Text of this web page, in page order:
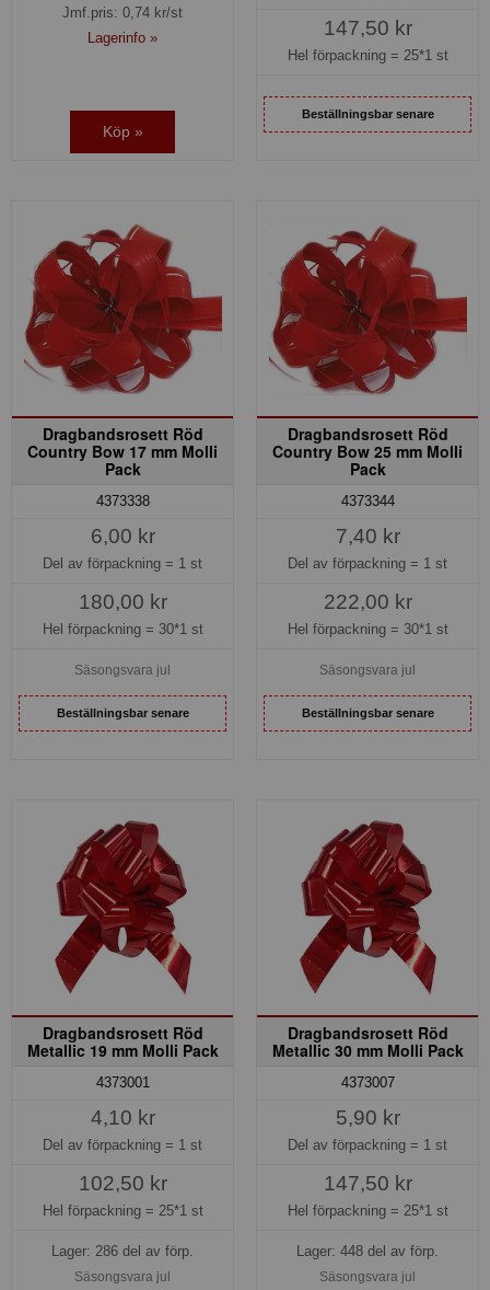
Jmf.pris: 0,74 kr/st
Lagerinfo »
Köp »
147,50 kr
Hel förpackning = 25*1 st
Beställningsbar senare
Dragbandsrosett Röd
Country Bow 17 mm Molli
Pack
4373338
6,00 kr
Del av förpackning = 1 st
180,00 kr
Hel förpackning = 30*1 st
Säsongsvara jul
Beställningsbar senare
Dragbandsrosett Röd
Country Bow 25 mm Molli
Pack
4373344
7,40 kr
Del av förpackning = 1 st
222,00 kr
Hel förpackning = 30*1 st
Säsongsvara jul
Beställningsbar senare
Dragbandsrosett Röd
Metallic 19 mm Molli Pack
4373001
4,10 kr
Del av förpackning = 1 st
102,50 kr
Hel förpackning = 25*1 st
Lager: 286 del av förp.
Säsongsvara jul
Dragbandsrosett Röd
Metallic 30 mm Molli Pack
4373007
5,90 kr
Del av förpackning = 1 st
147,50 kr
Hel förpackning = 25*1 st
Lager: 448 del av förp.
Säsongsvara jul